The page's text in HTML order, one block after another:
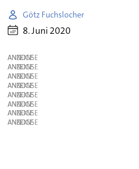
Götz Fuchslocher
8. Juni 2020
ANZEIGE
ANZEIGE
ANZEIGE
ANZEIGE
ANZEIGE
ANZEIGE
ANZEIGE
ANZEIGE